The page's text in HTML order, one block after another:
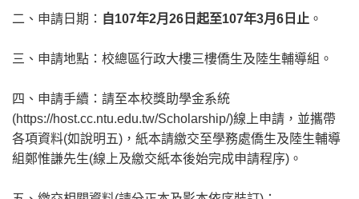
二、申請日期： 自107年2月26日起至107年3月6日止 。
三、申請地點：校總區行政大樓三樓僑生及陸生輔導組。
四、申請手續：請至本校獎助學金系統
(https://host.cc.ntu.edu.tw/Scholarship/)線上申請，並攜帶
各項資料(如說明五)，紙本請繳交至學務處僑生及陸生輔導
組鄭惟謙先生(線上及繳交紙本後始完成申請程序)。